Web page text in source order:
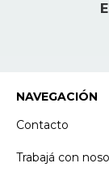
NAVEGACIÓN
Contacto
Trabajá con